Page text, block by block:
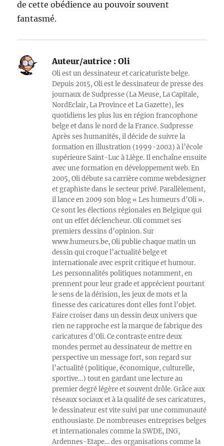
de cette obédience au pouvoir souvent
fantasmé.
Auteur/autrice : Oli
Oli est un dessinateur et caricaturiste belge.
Depuis 2015, Oli est le dessinateur de presse des
journaux de Sudpresse (La Meuse, La Capitale,
NordEclair, La Province et La Gazette), les
quotidiens les plus lus en région francophone
belge et dans le nord de la France. Sudpresse
Après ses humanités, il décide de suivre la
formation en illustration (1999-2002) à l’école
supérieure Saint-Luc à Liège. Il enchaîne ensuite
avec une formation en développement web. En
2005, Oli débute sa carrière comme webdesigner
et graphiste dans le secteur privé. Parallèlement,
il lance en 2009 son blog « Les humeurs d’Oli ».
Ce sont les élections régionales en Belgique qui
ont un effet déclencheur. Oli commet ses
premiers dessins d’opinion. Sur
www.humeurs.be, Oli publie chaque matin un
dessin qui croque l’actualité belge et
internationale avec esprit critique et humour.
Les personnalités politiques notamment, en
prennent pour leur grade et apprécient pourtant
le sens de la dérision, les jeux de mots et la
finesse des caricatures dont elles font l’objet.
Faire croiser dans un dessin deux univers que
rien ne rapproche est la marque de fabrique des
caricatures d’Oli. Ce contraste entre deux
mondes permet au dessinateur de mettre en
perspective un message fort, son regard sur
l’actualité (politique, économique, culturelle,
sportive…) tout en gardant une lecture au
premier degré légère et souvent drôle. Grâce aux
réseaux sociaux et à la qualité de ses caricatures,
le dessinateur est vite suivi par une communauté
enthousiaste. De nombreuses entreprises belges
et internationales comme la SWDE, ING,
Ardennes-Etape… des organisations comme la